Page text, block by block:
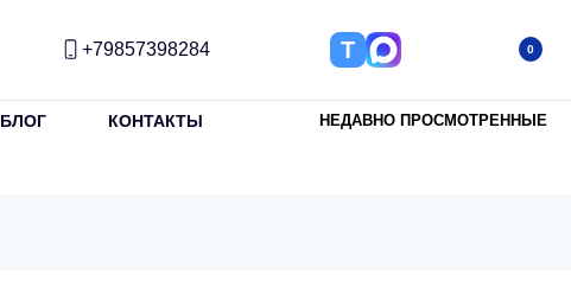
+79857398284 Т 0
БЛОГ КОНТАКТЫ НЕДАВНО ПРОСМОТРЕННЫЕ